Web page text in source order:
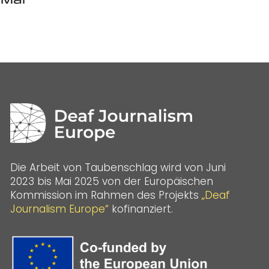
Die Arbeit von Taubenschlag wird von Juni
2023 bis Mai 2025 von der Europäischen
Kommission im Rahmen des Projekts „Deaf
Journalism Europe“ kofinanziert.